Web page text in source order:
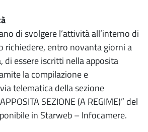
di svolgere l’attività all’interno di
richiedere, entro novanta giorni a
di essere iscritti nella apposita
la compilazione e
telematica della sezione
SEZIONE (A REGIME)” del
in Starweb – Infocamere.